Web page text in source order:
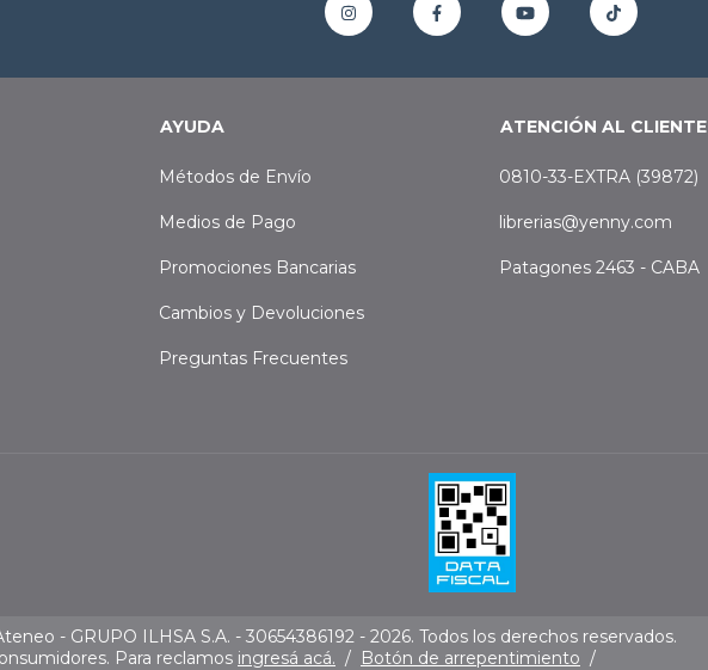
AYUDA
Métodos de Envío
Medios de Pago
Promociones Bancarias
Cambios y Devoluciones
Preguntas Frecuentes
ATENCIÓN AL CLIENTE
0810-33-EXTRA (39872)
librerias@yenny.com
Patagones 2463 - CABA
- GRUPO ILHSA S.A. - 30654386192 - 2026. Todos los derechos reservados.
Para reclamos ingresá acá. / Botón de arrepentimiento /